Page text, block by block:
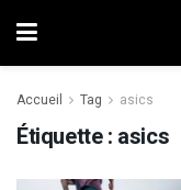
Accueil Tag asics
Étiquette : asics